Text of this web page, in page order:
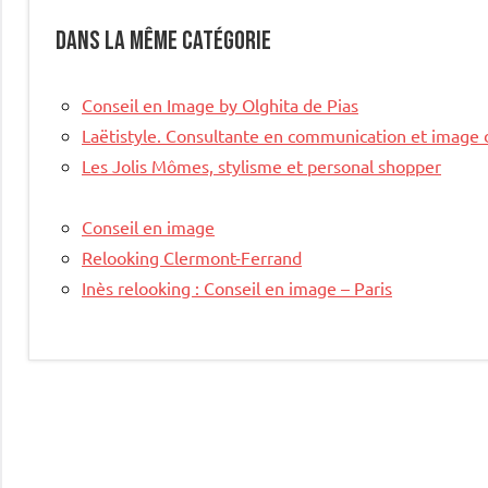
Dans la même catégorie
Conseil en Image by Olghita de Pias
Laëtistyle. Consultante en communication et image
Les Jolis Mômes, stylisme et personal shopper
Conseil en image
Relooking Clermont-Ferrand
Inès relooking : Conseil en image – Paris